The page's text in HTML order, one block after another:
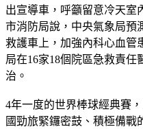
出宣導車，呼籲留意冷天室
市消防局說，中央氣象局預
救護車上，加強內科心血管
局在16家18個院區急救責
治。
4年一度的世界棒球經典賽
國勁旅緊鑼密鼓、積極備戰